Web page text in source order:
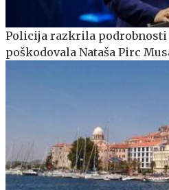
Policija razkrila podrobnosti
poškodovala Nataša Pirc